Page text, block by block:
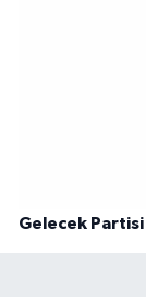
Gelecek